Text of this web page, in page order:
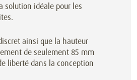
solution idéale pour les
ainsi que la hauteur
de seulement 85 mm
liberté dans la conception